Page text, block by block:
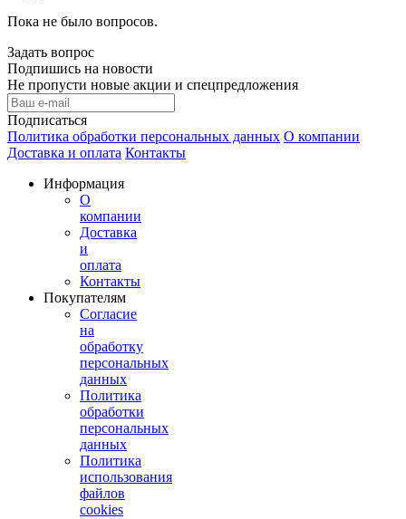
Пока не было вопросов.
Задать вопрос
Подпишись на новости
Не пропусти новые акции и спецпредложения
Подписаться
Политика обработки персональных данных О компании
Доставка и оплата Контакты
Информация
О
компании
Доставка
и
оплата
Контакты
Покупателям
Согласие
на
обработку
персональных
данных
Политика
обработки
персональных
данных
Политика
использования
файлов
cookies